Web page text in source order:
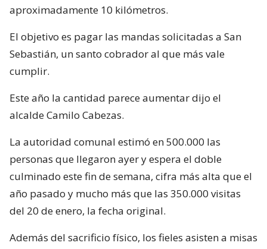
aproximadamente 10 kilómetros.
El objetivo es pagar las mandas solicitadas a San
Sebastián, un santo cobrador al que más vale
cumplir.
Este año la cantidad parece aumentar dijo el
alcalde Camilo Cabezas.
La autoridad comunal estimó en 500.000 las
personas que llegaron ayer y espera el doble
culminado este fin de semana, cifra más alta que el
año pasado y mucho más que las 350.000 visitas
del 20 de enero, la fecha original.
Además del sacrificio físico, los fieles asisten a misas